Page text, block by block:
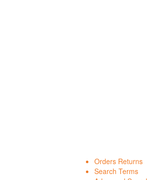
Orders Returns
Search Terms